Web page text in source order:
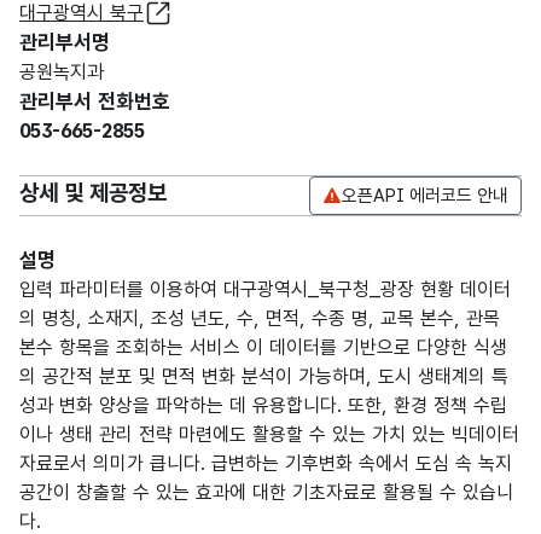
대구광역시 북구
관리부서명
공원녹지과
관리부서 전화번호
053-665-2855
상세 및 제공정보 오픈API 에러코드 안내
설명
입력 파라미터를 이용하여 대구광역시_북구청_광장 현황 데이터
의 명칭, 소재지, 조성 년도, 수, 면적, 수종 명, 교목 본수, 관목
본수 항목을 조회하는 서비스 이 데이터를 기반으로 다양한 식생
의 공간적 분포 및 면적 변화 분석이 가능하며, 도시 생태계의 특
성과 변화 양상을 파악하는 데 유용합니다. 또한, 환경 정책 수립
이나 생태 관리 전략 마련에도 활용할 수 있는 가치 있는 빅데이터
자료로서 의미가 큽니다. 급변하는 기후변화 속에서 도심 속 녹지
공간이 창출할 수 있는 효과에 대한 기초자료로 활용될 수 있습니
다.